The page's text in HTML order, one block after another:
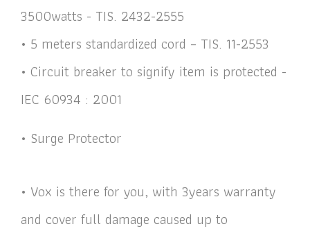
3500watts - TIS. 2432-2555
• 5 meters standardized cord – TIS. 11-2553
• Circuit breaker to signify item is protected -
IEC 60934 : 2001
• Surge Protector
• Vox is there for you, with 3years warranty
and cover full damage caused up to